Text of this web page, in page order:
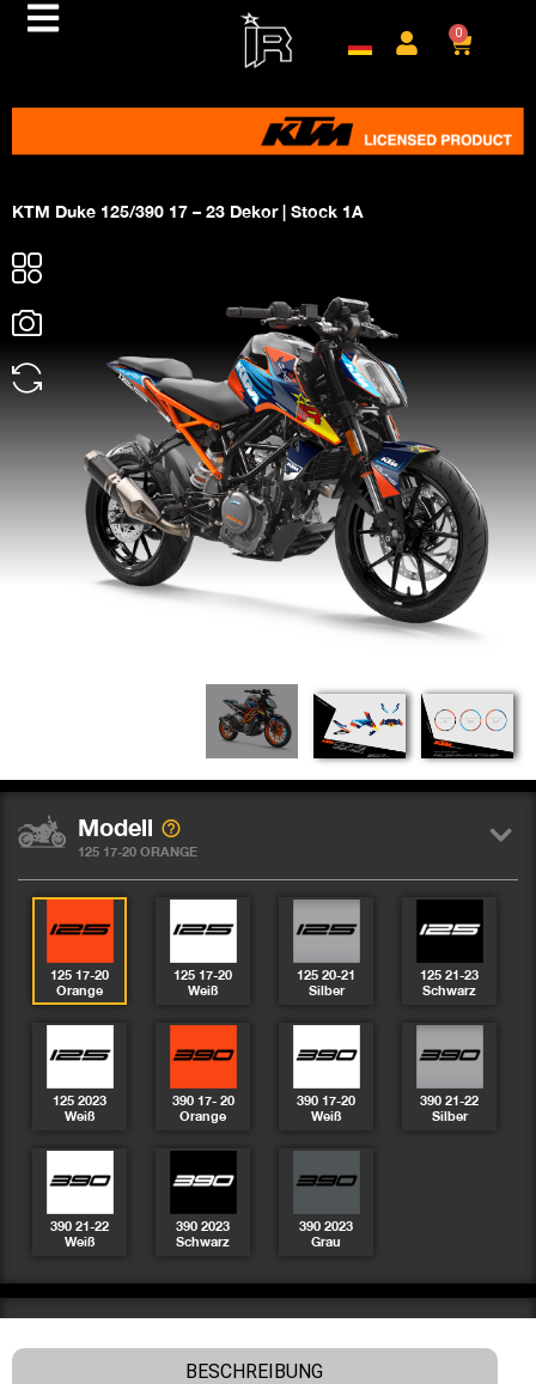
0
KTM Duke 125/390 17 – 23 Dekor | Stock 1A
Modell
125 17-20 ORANGE
125 17-20
Orange
125 17-20
Weiß
125 20-21
Silber
125 21-23
Schwarz
125 2023
Weiß
390 17- 20
Orange
390 17-20
Weiß
390 21-22
Silber
390 21-22
Weiß
390 2023
Schwarz
390 2023
Grau
BESCHREIBUNG